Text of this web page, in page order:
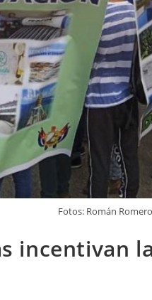
Fotos: Román
incentivan